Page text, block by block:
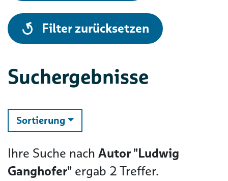
alle
Filter zurücksetzen
Suchergebnisse
Sortierung ändern
Ihre Suche nach Autor "Ludwig
Ganghofer" ergab 2Treffer.